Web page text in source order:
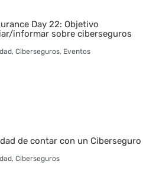
Day 22: Objetivo
informar sobre ciberseguros
, Ciberseguros, Eventos
de contar con un Ciberseguro
, Ciberseguros